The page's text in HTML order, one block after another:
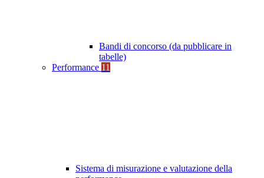
Bandi di concorso (da pubblicare in
tabelle)
Performance 11
Sistema di misurazione e valutazione della